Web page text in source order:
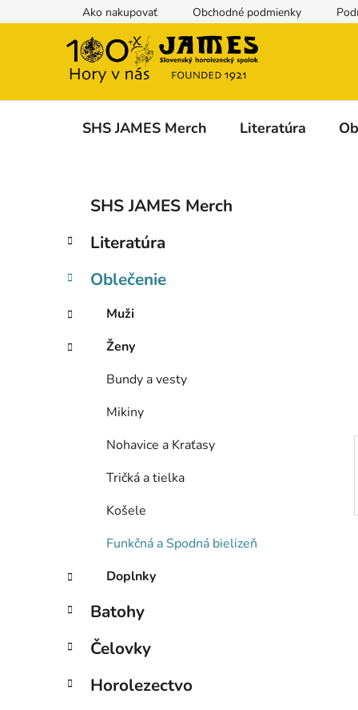
na
Ako nakupovať Obchodné podmienky
SHS JAMES Merch Literatúra
č
ý
a
n
Preskočiť
kategórie
e
ó
i
SHS JAMES Merch
Literatúra
Oblečenie
Muži
Ženy
Bundy a vesty
Mikiny
Nohavice a Kraťasy
Tričká a tielka
Košele
Funkčná a Spodná bielizeň
Doplnky
Batohy
Čelovky
Horolezectvo